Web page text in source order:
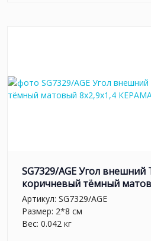
SG7329/AGE Угол внешний
коричневый тёмный
Артикул: SG7329/AGE
Размер: 2*8 см
Вес: 0.042 кг